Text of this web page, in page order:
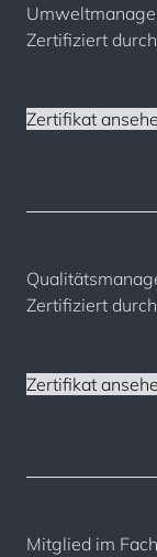
Zertifiziert
Zertifikat
Zertifiziert
Zertifikat
Mitglied im